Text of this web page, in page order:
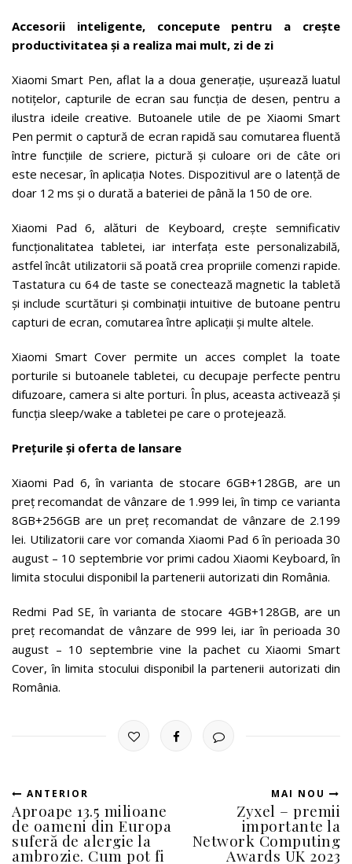
Accesorii inteligente, concepute pentru a crește
productivitatea și a realiza mai mult, zi de zi
Xiaomi Smart Pen, aflat la a doua generație, ușurează luatul
notițelor, capturile de ecran sau funcția de desen, pentru a
ilustra ideile creative. Butoanele utile de pe Xiaomi Smart
Pen permit o captură de ecran rapidă sau comutarea fluentă
între funcțiile de scriere, pictură și culoare ori de câte ori
este necesar, în aplicația Notes. Dispozitivul are o latență de
doar 12 ms și o durată a bateriei de până la 150 de ore.
Xiaomi Pad 6, alături de Keyboard, crește semnificativ
funcționalitatea tabletei, iar interfața este personalizabilă,
astfel încât utilizatorii să poată crea propriile comenzi rapide.
Tastatura cu 64 de taste se conectează magnetic la tabletă
și include scurtături și combinații intuitive de butoane pentru
capturi de ecran, comutarea între aplicații și multe altele.
Xiaomi Smart Cover permite un acces complet la toate
porturile si butoanele tabletei, cu decupaje perfecte pentru
difuzoare, camera si alte porturi. În plus, aceasta activează și
funcția sleep/wake a tabletei pe care o protejează.
Prețurile și oferta de lansare
Xiaomi Pad 6, în varianta de stocare 6GB+128GB, are un
preț recomandat de vânzare de 1.999 lei, în timp ce varianta
8GB+256GB are un preț recomandat de vânzare de 2.199
lei. Utilizatorii care vor comanda Xiaomi Pad 6 în perioada 30
august – 10 septembrie vor primi cadou Xiaomi Keyboard, în
limita stocului disponibil la partenerii autorizati din România.
Redmi Pad SE, în varianta de stocare 4GB+128GB, are un
preț recomandat de vânzare de 999 lei, iar în perioada 30
august – 10 septembrie vine la pachet cu Xiaomi Smart
Cover, în limita stocului disponibil la partenerii autorizati din
România.
ANTERIOR
Aproape 13.5 milioane
de oameni din Europa
suferă de alergie la
ambrozie. Cum pot fi
MAI NOU
Zyxel – premii
importante la
Network Computing
Awards UK 2023